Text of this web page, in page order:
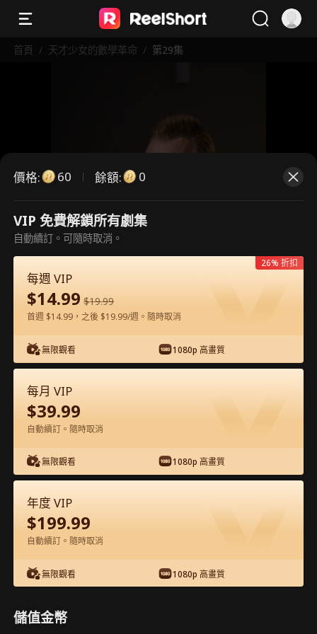
首頁 / 天才少女的數學革命 / 第29集
這是付費劇集。請解鎖後觀看。
第29集 - 天才少女的數學革命 完整影片
0-49 50-75
價格: 60 餘額: 0
VIP 免費解鎖所有劇集
自動續訂。可隨時取消。
每週 VIP
$14.99 $19.99
首週 $14.99，之後 $19.99/週。隨時取消
無限觀看 1080p 高畫質
26% 折扣
每月 VIP
$39.99
自動續訂。隨時取消
無限觀看 1080p 高畫質
年度 VIP
$199.99
自動續訂。隨時取消
無限觀看 1080p 高畫質
儲值金幣